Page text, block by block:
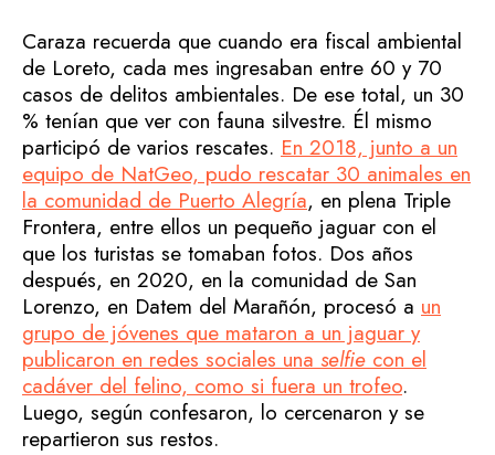
Caraza recuerda que cuando era fiscal ambiental
de Loreto, cada mes ingresaban entre 60 y 70
casos de delitos ambientales. De ese total, un 30
% tenían que ver con fauna silvestre. Él mismo
participó de varios rescates. En 2018, junto a un
equipo de NatGeo, pudo rescatar 30 animales en
la comunidad de Puerto Alegría, en plena Triple
Frontera, entre ellos un pequeño jaguar con el
que los turistas se tomaban fotos. Dos años
después, en 2020, en la comunidad de San
Lorenzo, en Datem del Marañón, procesó a un
grupo de jóvenes que mataron a un jaguar y
publicaron en redes sociales una selfie con el
cadáver del felino, como si fuera un trofeo.
Luego, según confesaron, lo cercenaron y se
repartieron sus restos.